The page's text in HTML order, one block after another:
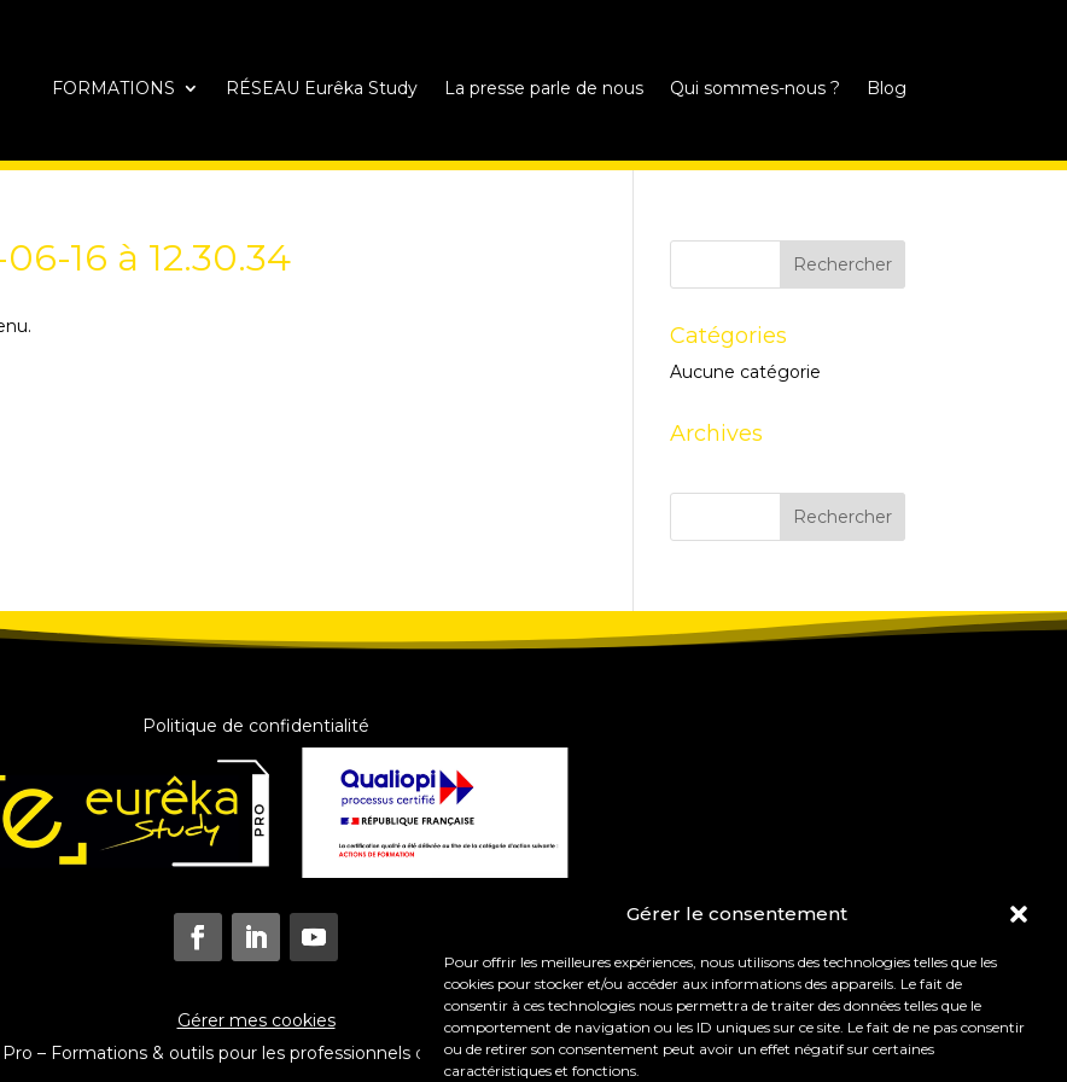
Gérer le consentement
Pour offrir les meilleures expériences, nous utilisons des technologies telles que les
cookies pour stocker et/ou accéder aux informations des appareils. Le fait de
consentir à ces technologies nous permettra de traiter des données telles que le
comportement de navigation ou les ID uniques sur ce site. Le fait de ne pas consentir
ou de retirer son consentement peut avoir un effet négatif sur certaines
caractéristiques et fonctions.
FORMATIONS RÉSEAU Eurêka Study La presse parle de nous Qui sommes-nous ? Blog
16 à 12.30.34
Catégories
Aucune catégorie
Archives
Politique de confidentialité
Gérer mes cookies
– Formations & outils pour les professionnels du coaching et de l’orientation.Mentions légales